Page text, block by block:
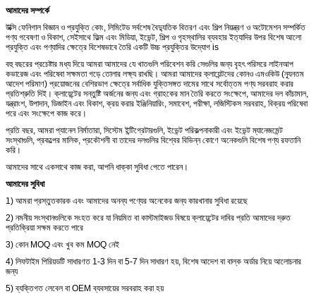
আমাদের সম্পর্কে
উক্সি ফেনিগাল বিজ্ঞান ও প্রযুক্তি কোং, লিমিটেড সর্বশেষ বৈদ্যুতিক বিতরণ এবং শিল্প নিয়ন্ত্রণ ও অটোমেশন সম্পর্কিত
পণ্য গবেষণা ও বিকাশ, সেইসাথে ফিল্ম এবং মিডিয়া, ইভেন্ট, শিল্প ও গৃহস্থালির ব্যবহার ইত্যাদির উপর বিশেষ আলো
প্রযুক্তি এবং পণ্যাদির ক্ষেত্রে বিশেষভাবে তৈরি একটি উচ্চ প্রযুক্তির উদ্যোগ is
বহু বছরের প্রচেষ্টার মধ্য দিয়ে আমরা আমাদের যে খাতগুলি পরিবেশন করি সেগুলির জন্য বৃহৎ পরিসরে লাইনআপ
কভারেজ এবং পরিষেবা সক্ষমতা গড়ে তোলার লক্ষ্য রাখছি। আমরা আমাদের ক্লায়েন্টদের কোনও এমওকিউ (ন্যূনতম
আদেশ পরিমাণ) প্রয়োজনের বেশিরভাগ ক্ষেত্রে সর্বাধিক যুক্তিসঙ্গত দামের সাথে সর্বোত্তম পণ্য সরবরাহ করার
প্রতিশ্রুতি দিই। ক্লায়েন্টের সন্তুষ্টি অর্জনের জন্য এবং গ্রাহকের মান তৈরি করতে সংক্ষেপে, আমাদের দল কাঁচামাল,
যন্ত্রাংশ, উপাদান, ডিজাইন এবং বিকাশ, ক্রয় করার ইঞ্জিনিয়ারিং, সমাবেশ, পরীক্ষা, লজিস্টিকস সরবরাহ, বিক্রয় পরিষেবা
পরে এবং সংক্ষেপে কাজ করে।
প্রতি বছর, আমরা প্যানেল নির্মাতারা, সিস্টেম ইন্টিগ্রেটারগুলি, ইভেন্ট পরিকল্পনাকারী এবং ইভেন্ট ম্যানেজমেন্ট
সংস্থাগুলি, প্রকল্পের মালিক, প্রকৌশলী বা তাদের দলগুলির বিশ্বের বিভিন্ন কোণে অনেকগুলি বিশেষ পণ্য রফতানি
করি।
আমাদের সাথে একসাথে কাজ করা, আপনি ধাক্কা সুবিধা পেতে পারেন।
আমাদের সুবিধা
1) আমরা প্রস্তুতকারক এবং আমাদের অনন্য পণ্যের অনেকের জন্য কারখানার সুবিধা রয়েছে
2) নমনীয় সংস্থানগুলিকে সংহত করে যা নিয়মিত বা কাস্টমাইজড বিষয়ে ক্লায়েন্টের দাবির প্রতি আমাদের দ্রুত
প্রতিক্রিয়া সক্ষম করতে পারে
3) কোন MOQ এবং খুব কম MOQ নেই
4) লিফটাইম পিরিয়ডটি সাধারণত 1-3 দিন বা 5-7 দিন সাধারণ হয়, বিশেষ আদেশ বা বাল্ক অর্ডার নিয়ে আলোচনার
জন্য
5) ব্যক্তিগত লেবেল বা OEM ব্যবসায়ের সরবরাহ করা হয়